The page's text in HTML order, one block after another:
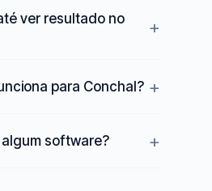
ver resultado no
para Conchal?
software?